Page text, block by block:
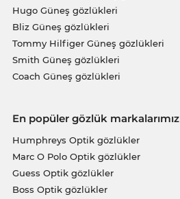
Hugo Güneş gözlükleri
Bliz Güneş gözlükleri
Tommy Hilfiger Güneş gözlükleri
Smith Güneş gözlükleri
Coach Güneş gözlükleri
En popüler gözlük markalarımız
Humphreys Optik gözlükler
Marc O Polo Optik gözlükler
Guess Optik gözlükler
Boss Optik gözlükler